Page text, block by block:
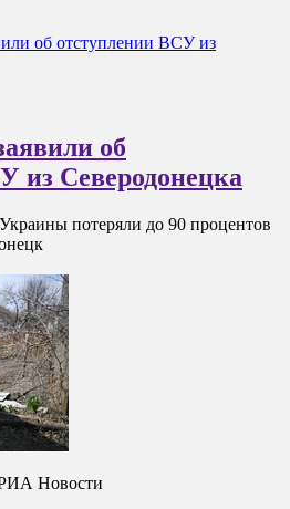
об отступлении ВСУ из
об
из Северодонецка
потеряли до 90 процентов
Новости